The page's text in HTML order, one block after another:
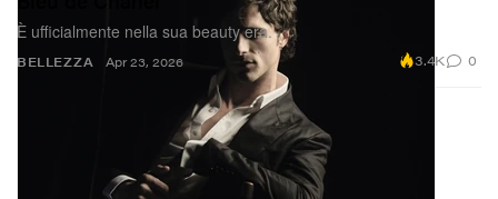
BELLEZZA
È ufficialmente nella sua beauty era.
Apr 23, 2026 3.4K 0